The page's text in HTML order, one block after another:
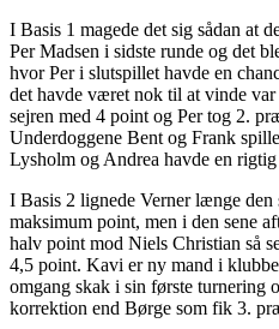
I Basis 1 magede det sig sådan at
Per Madsen i sidste runde og det
hvor Per i slutspillet havde en
det havde været nok til at vinde
sejren med 4 point og Per tog 2.
Underdoggene Bent og Frank
Lysholm og Andrea havde en
I Basis 2 lignede Verner længe den
maksimum point, men i den sene
halv point mod Niels Christian så
4,5 point. Kavi er ny mand i
omgang skak i sin første turnering
korrektion end Børge som fik 3.